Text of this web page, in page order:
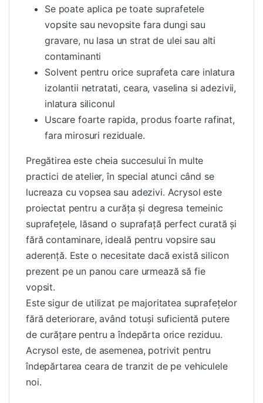
Se poate aplica pe toate suprafetele
vopsite sau nevopsite fara dungi sau
gravare, nu lasa un strat de ulei sau alti
contaminanti
Solvent pentru orice suprafeta care inlatura
izolantii netratati, ceara, vaselina si adezivii,
inlatura siliconul
Uscare foarte rapida, produs foarte rafinat,
fara mirosuri reziduale.
Pregătirea este cheia succesului în multe
practici de atelier, în special atunci când se
lucreaza cu vopsea sau adezivi. Acrysol este
proiectat pentru a curăța și degresa temeinic
suprafețele, lăsand o suprafață perfect curată și
fără contaminare, ideală pentru vopsire sau
aderență. Este o necesitate dacă există silicon
prezent pe un panou care urmează să fie
vopsit.
Este sigur de utilizat pe majoritatea suprafețelor
fără deteriorare, având totuși suficientă putere
de curățare pentru a îndepărta orice reziduu.
Acrysol este, de asemenea, potrivit pentru
îndepărtarea ceara de tranzit de pe vehiculele
noi.